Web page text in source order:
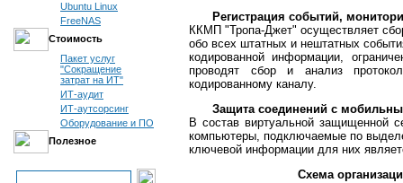
Ubuntu Linux
FreeNAS
Стоимость
Пакет услуг
"Сокращение
затрат на ИТ"
ИТ-аудит
ИТ-аутсорсинг
Оборудование и ПО
Полезное
Регистрация событий,
ККМП "Тропа-Джет" осуществляет
обо всех штатных и нештатных
кодированной информации,
проводят сбор и анализ
кодированному каналу.
Защита соединений с
В состав виртуальной защищенной
компьютеры, подключаемые по
ключевой информации для них
Схема